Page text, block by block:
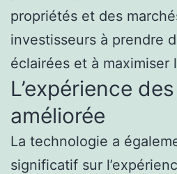
propriétés et des
investisseurs à prendre
éclairées et à maximiser
L’expérience
améliorée
La technologie a
significatif sur